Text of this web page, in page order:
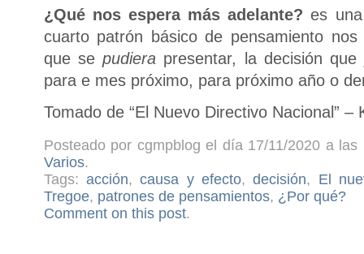
¿Qué nos espera más adelante?es
cuarto patrón básico de pensamiento
que sepudiera presentar, la decisión que
para e mes próximo, para próximo año o
Tomado de “El Nuevo Directivo Nacional” –
Posteado por cgmpblog el día 17/11/2020 a
Varios.
Tags: acción,causa y efecto,decisión, El
Tregoe, patrones de pensamientos, ¿Por qué?
Comment on this post.